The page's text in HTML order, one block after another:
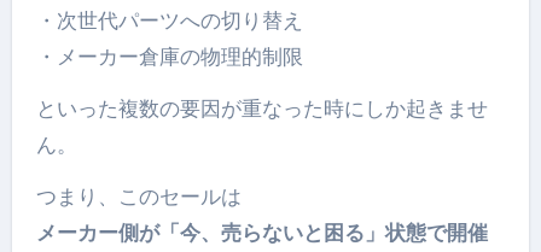
・次世代パーツへの切り替え
・メーカー倉庫の物理的制限
といった複数の要因が重なった時にしか起きませ
ん。
つまり、このセールは
メーカー側が「今、売らないと困る」状態で開催